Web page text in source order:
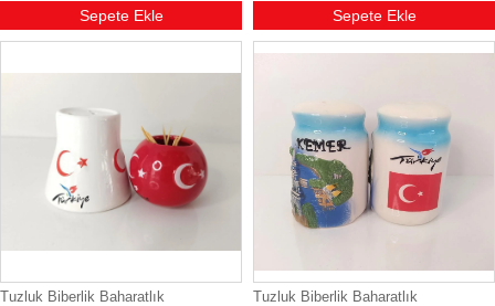
Sepete Ekle
Sepete Ekle
Tuzluk Biberlik Baharatlık Tuzluk Biberlik Baharatlık